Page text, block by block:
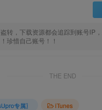
转，下载资源都会追踪到账号IP
珍惜自己账号！！
THE END
专属〗 iTunes